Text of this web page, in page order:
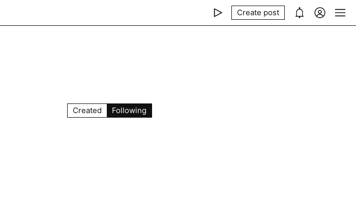
Create post
Created Following